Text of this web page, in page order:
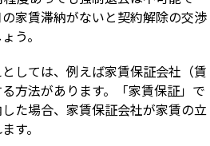
家賃滞納がないと契約解除の交渉
う。
しては、例えば家賃保証会社（賃
方法があります。「家賃保証」で
た場合、家賃保証会社が家賃の立
す。